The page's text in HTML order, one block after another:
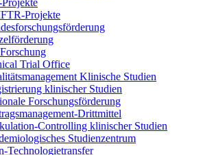
Projekte
Trial Office
Klinische Studien
klinischer Studien
Forschungsförderung
Drittmittel
Controlling klinischer Studien
Studienzentrum
Technologietransfer